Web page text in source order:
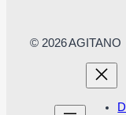
© 2026 AGITANO